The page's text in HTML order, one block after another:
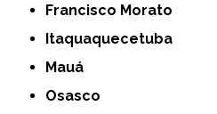
Francisco Morato
Itaquaquecetuba
Mauá
Osasco